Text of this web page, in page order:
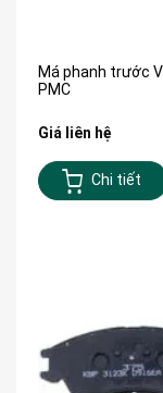
Má phanh trước
PMC
Giá liên hệ
Chi tiết